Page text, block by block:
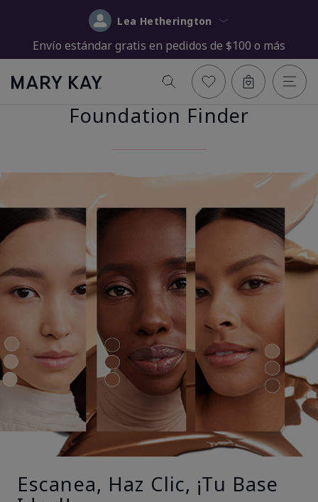
Lea Hetherington
Envío estándar gratis en pedidos de $100 o más
Foundation Finder
Escanea, Haz Clic, ¡Tu Base